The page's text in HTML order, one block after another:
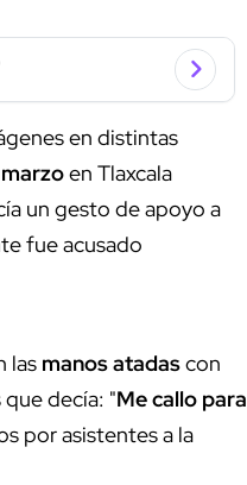
en distintas
en Tlaxcala
un gesto de apoyo a
fue acusado
las manos atadascon
decía: "Me callo para
por asistentes a la